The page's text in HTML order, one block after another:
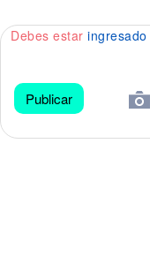
Debes estar ingresado
Publicar